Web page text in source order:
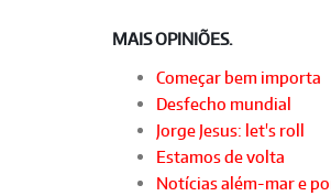
MAIS OPINIÕES.
Começar bem importa
Desfecho mundial
Jorge Jesus: let's roll
Estamos de volta
Notícias além-mar e